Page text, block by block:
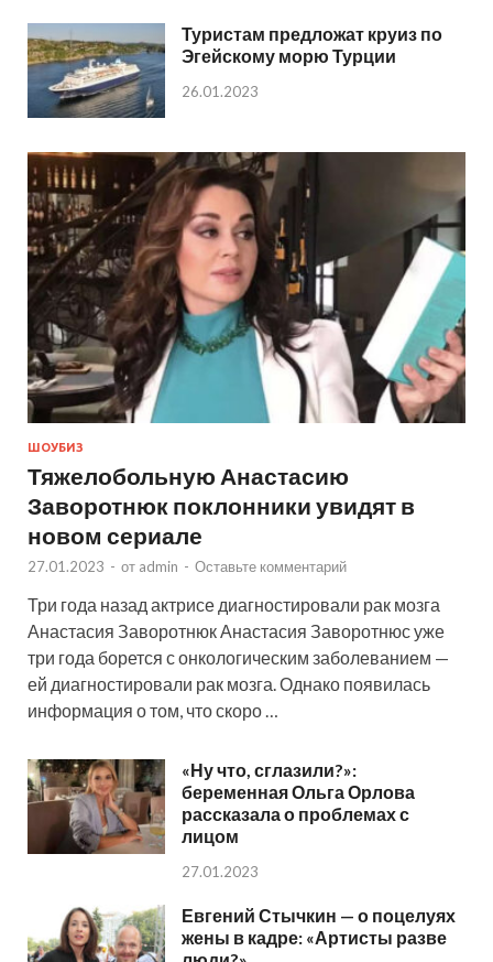
Туристам предложат круиз по
Эгейскому морю Турции
26.01.2023
ШОУБИЗ
Тяжелобольную Анастасию
Заворотнюк поклонники увидят в
новом сериале
27.01.2023 - от admin - Оставьте комментарий
Три года назад актрисе диагностировали рак мозга
Анастасия Заворотнюк Анастасия Заворотнюс уже
три года борется с онкологическим заболеванием —
ей диагностировали рак мозга. Однако появилась
информация о том, что скоро …
«Ну что, сглазили?»:
беременная Ольга Орлова
рассказала о проблемах с
лицом
27.01.2023
Евгений Стычкин — о поцелуях
жены в кадре: «Артисты разве